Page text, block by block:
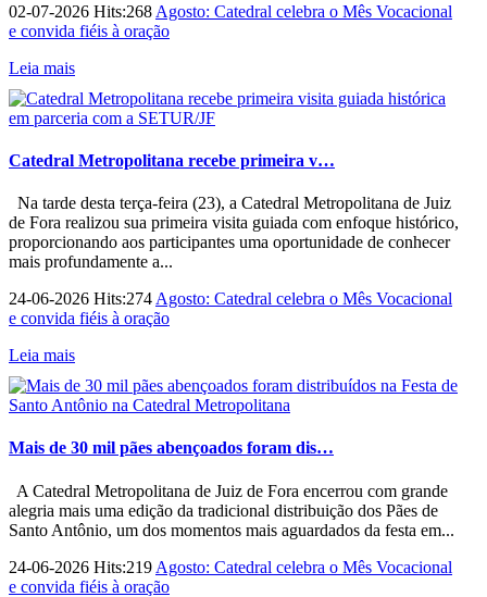
02-07-2026 Hits:268 Agosto: Catedral celebra o Mês Vocacional
e convida fiéis à oração
Leia mais
Catedral Metropolitana recebe primeira v…
Na tarde desta terça-feira (23), a Catedral Metropolitana de Juiz
de Fora realizou sua primeira visita guiada com enfoque histórico,
proporcionando aos participantes uma oportunidade de conhecer
mais profundamente a...
24-06-2026 Hits:274 Agosto: Catedral celebra o Mês Vocacional
e convida fiéis à oração
Leia mais
Mais de 30 mil pães abençoados foram dis…
A Catedral Metropolitana de Juiz de Fora encerrou com grande
alegria mais uma edição da tradicional distribuição dos Pães de
Santo Antônio, um dos momentos mais aguardados da festa em...
24-06-2026 Hits:219 Agosto: Catedral celebra o Mês Vocacional
e convida fiéis à oração